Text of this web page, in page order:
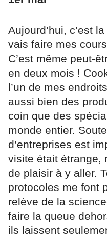
Aujourd’hui, c’est
vais faire mes
C’est même peut-
en deux mois !
l’un de mes
aussi bien des
coin que des
monde entier.
d’entreprises est
visite était étrange,
de plaisir à y aller.
protocoles me font
relève de la
faire la queue
ils laissent